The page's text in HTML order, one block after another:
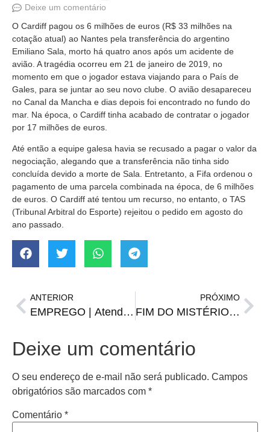
Deixe um comentário
O Cardiff pagou os 6 milhões de euros (R$ 33 milhões na
cotação atual) ao Nantes pela transferência do argentino
Emiliano Sala, morto há quatro anos após um acidente de
avião. A tragédia ocorreu em 21 de janeiro de 2019, no
momento em que o jogador estava viajando para o País de
Gales, para se juntar ao seu novo clube. O avião desapareceu
no Canal da Mancha e dias depois foi encontrado no fundo do
mar. Na época, o Cardiff tinha acabado de contratar o jogador
por 17 milhões de euros.
Até então a equipe galesa havia se recusado a pagar o valor da
negociação, alegando que a transferência não tinha sido
concluída devido a morte de Sala. Entretanto, a Fifa ordenou o
pagamento de uma parcela combinada na época, de 6 milhões
de euros. O Cardiff até tentou um recurso, no entanto, o TAS
(Tribunal Arbitral do Esporte) rejeitou o pedido em agosto do
ano passado.
ANTERIOR
EMPREGO | Atendente de padaria, promotor de vendas garçom e outras vagas do Sine/FGTAS
PRÓXIMO
FIM DO MISTÉRIO | Arena Fonte Nova deve ser o palco da Supercopa 2023
Deixe um comentário
O seu endereço de e-mail não será publicado. Campos
obrigatórios são marcados com *
Comentário *